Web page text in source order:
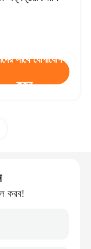
সাথে যোগাযোগ
করুন
করব!